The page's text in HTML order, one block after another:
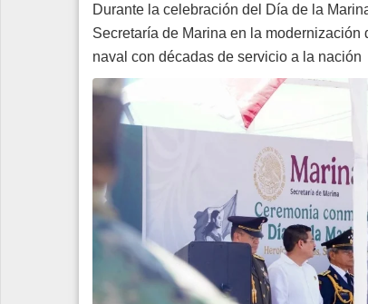
Edición Impresa
Durante la celebración del Día de la
Secretaría de Marina en la modernización
naval con décadas de servicio a la nación